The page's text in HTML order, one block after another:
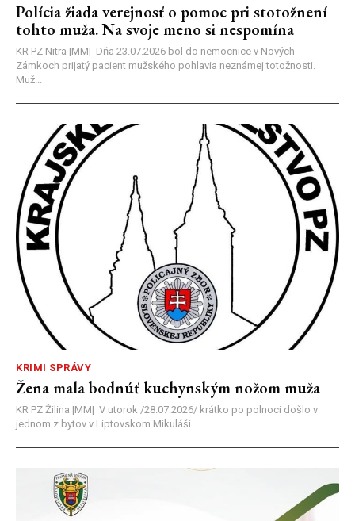
Polícia žiada verejnosť o pomoc pri stotožnení
tohto muža. Na svoje meno si nespomína
KR PZ Nitra |MM| Dňa 23.07.2026 bol do nemocnice v Nových
Zámkoch prijatý pacient mužského pohlavia neznámej totožnosti.
Muž...
KRIMI SPRÁVY
Žena mala bodnúť kuchynským nožom muža
KR PZ Žilina |MM| V utorok /28.07.2026/ krátko po polnoci došlo v
jednom z bytov v Liptovskom Mikuláši...